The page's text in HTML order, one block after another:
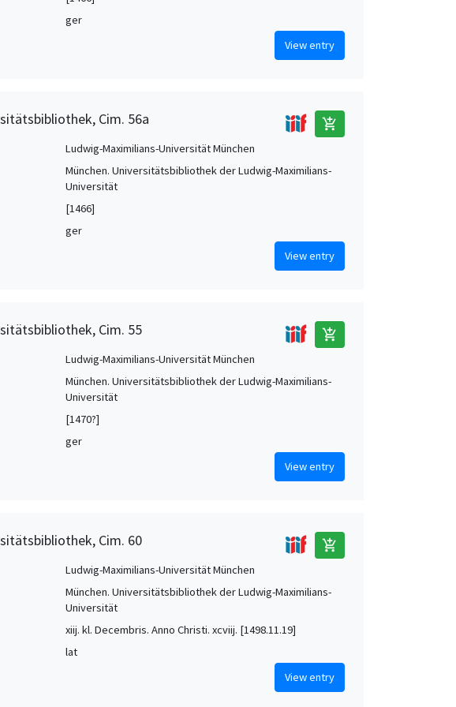
ger
View entry
Cim. 56a add_shopping_cart
Ludwig-Maximilians-Universität München
München. Universitätsbibliothek der Ludwig-Maximilians-
Universität
[1466]
ger
View entry
Cim. 55 add_shopping_cart
Ludwig-Maximilians-Universität München
München. Universitätsbibliothek der Ludwig-Maximilians-
Universität
[1470?]
ger
View entry
Cim. 60 add_shopping_cart
Ludwig-Maximilians-Universität München
München. Universitätsbibliothek der Ludwig-Maximilians-
Universität
xiij. kl. Decembris. Anno Christi. xcviij. [1498.11.19]
lat
View entry